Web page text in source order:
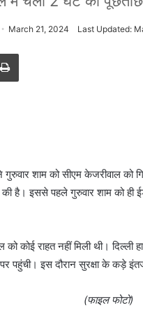
March 21, 2024 Last Updated:
शाम को सीएम केजरीवाल को
है। इससे पहले गुरुवार शाम को ही
को कोई राहत नहीं मिली थी।
पहुंची। इस दौरान सुरक्षा के कड़े
(फाइल फोटो)